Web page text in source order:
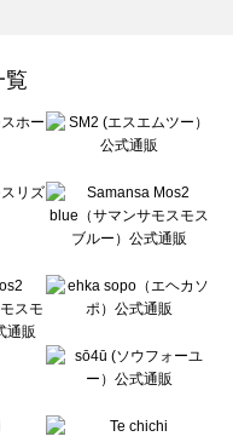
ボトムス一覧
ス一覧
覧
覧